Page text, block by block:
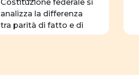
Costituzione federale si
analizza la differenza
tra parità di fatto e di
[…]